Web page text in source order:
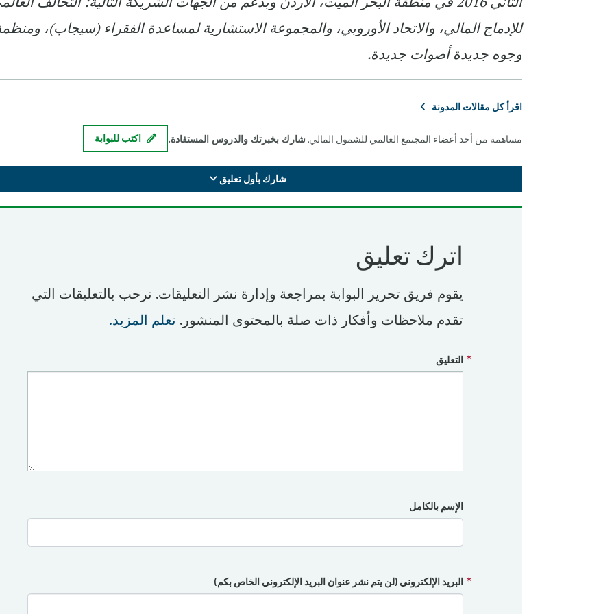
للإدماج المالي، والاتحاد الأوروبي، والمجموعة الاستشارية لمساعدة الفقراء (سيجاب)،
وجوه جديدة أصوات جديدة.
اقرأ كل مقالات المدونة
مساهمة من أحد أعضاء المجتمع العالمي للشمول المالي. شارك بخبرتك والدروس المستفادة. اكتب للبوابة
شارك بأول تعليق
اترك تعليق
يقوم فريق تحرير البوابة بمراجعة وإدارة نشر التعليقات. نرحب بالتعليقات التي
تقدم ملاحظات وأفكار ذات صلة بالمحتوى المنشور. تعلم المزيد.
التعليق
الإسم بالكامل
البريد الإلكتروني (لن يتم نشر عنوان البريد الإلكتروني الخاص بكم)